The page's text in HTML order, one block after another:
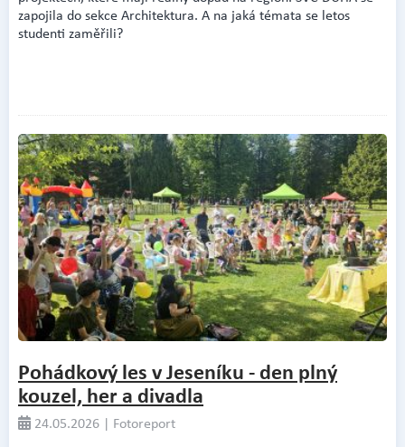
zapojila do sekce Architektura. A na jaká témata se letos
studenti zaměřili?
Pohádkový les v Jeseníku - den plný
kouzel, her a divadla
24.05.2026 | Fotoreport